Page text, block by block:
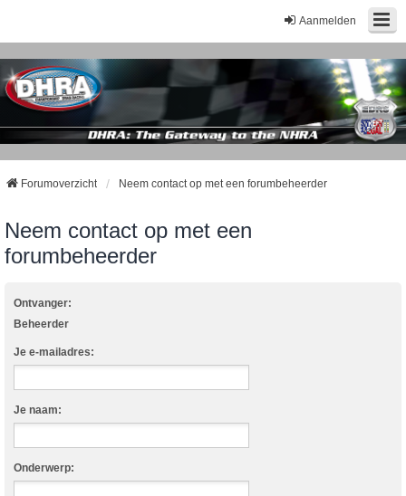
Aanmelden
Forumoverzicht Neem contact op met een forumbeheerder
Neem contact op met een
forumbeheerder
Ontvanger:
Beheerder
Je e-mailadres:
Je naam:
Onderwerp: